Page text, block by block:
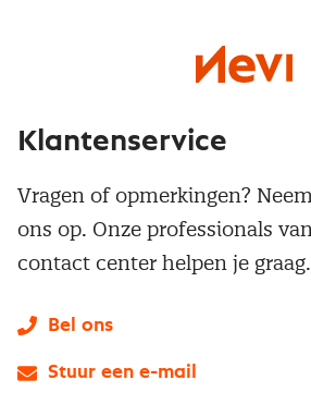
Klantenservice
Vragen of opmerkingen?
ons op. Onze professionals
contact center helpen je graag.
Bel ons
Stuur een e-mail